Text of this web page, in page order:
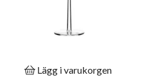
Lägg i varukorgen